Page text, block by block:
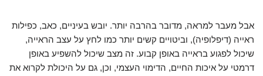
אבל מעבר למראה, מדובר בהרבה יותר. יובש בעיניים, כאב, כפילות
ראייה (דיפלופיה), וביטויים קשים יותר כמו לחץ על עצב הראייה,
שיכול לפגוע בראייה באופן קבוע. זה מצב שיכול להשפיע באופן
דרמטי על איכות החיים, הדימוי העצמי, וכן, גם על היכולת לקרוא את